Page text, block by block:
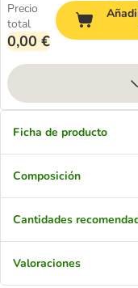
Precio
total
0,00 €
Ficha de producto
Composición
Cantidades
Valoraciones